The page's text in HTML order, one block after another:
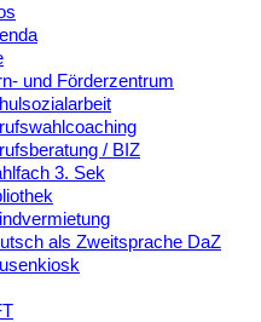
und Förderzentrum
/ BIZ
3. Sek
als Zweitsprache DaZ